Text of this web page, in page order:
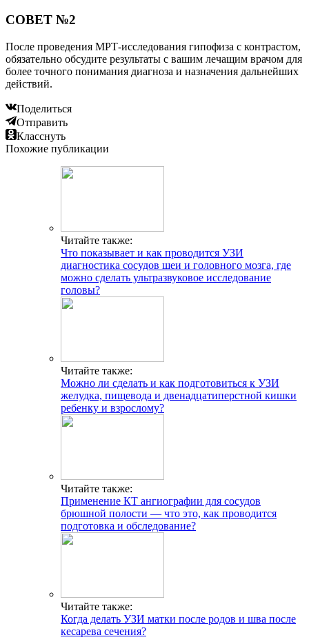
СОВЕТ №2
После проведения МРТ-исследования гипофиза с контрастом,
обязательно обсудите результаты с вашим лечащим врачом для
более точного понимания диагноза и назначения дальнейших
действий.
Поделиться
Отправить
Класснуть
Похожие публикации
Читайте также:
Что показывает и как проводится УЗИ
диагностика сосудов шеи и головного мозга, где
можно сделать ультразвуковое исследование
головы?
Читайте также:
Можно ли сделать и как подготовиться к УЗИ
желудка, пищевода и двенадцатиперстной кишки
ребенку и взрослому?
Читайте также:
Применение КТ ангиографии для сосудов
брюшной полости — что это, как проводится
подготовка и обследование?
Читайте также:
Когда делать УЗИ матки после родов и шва после
кесарева сечения?